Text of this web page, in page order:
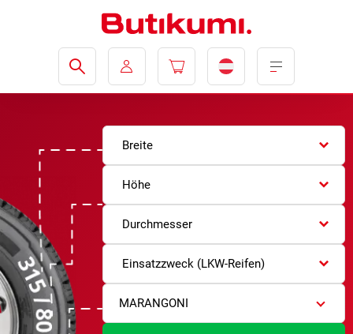
Breite
Höhe
Durchmesser
Einsatzzweck (LKW-Reifen)
MARANGONI